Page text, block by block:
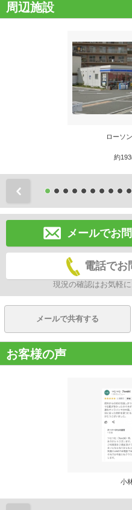
周辺施設
ローソ
約
メールでお
電話でお
現況の確認はお気軽
メールで共有する
お客様の声
小